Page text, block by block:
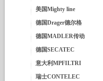
美国Mighty line
德国Drager德尔格
德国MADLER传动
德国SECATEC
意大利MPFILTRI
瑞士CONTELEC